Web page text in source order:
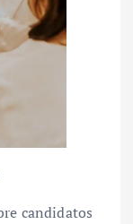
candidatos